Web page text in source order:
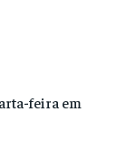
feira em